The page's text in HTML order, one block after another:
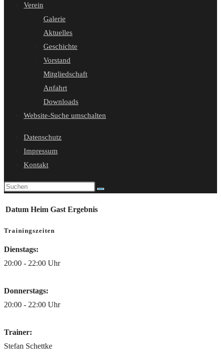
Verein
Galerie
Aktuelles
Geschichte
Vorstand
Mitgliedschaft
Anfahrt
Downloads
Website-Suche umschalten
Datenschutz
Impressum
Kontakt
Datum Heim Gast Ergebnis
Trainingszeiten
Dienstags:
20:00 - 22:00 Uhr
Donnerstags:
20:00 - 22:00 Uhr
Trainer:
Stefan Schettke